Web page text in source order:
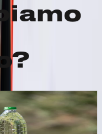
aiutare le
bevono: pH